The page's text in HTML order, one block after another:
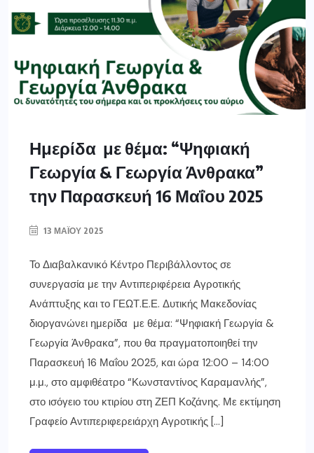
Ημερίδα με θέμα: “Ψηφιακή
Γεωργία & Γεωργία Άνθρακα”
την Παρασκευή 16 Μαΐου 2025
13 ΜΑΪ́ΟΥ 2025
Το Διαβαλκανικό Κέντρο Περιβάλλοντος σε
συνεργασία με την Αντιπεριφέρεια Αγροτικής
Ανάπτυξης και το ΓΕΩΤ.Ε.Ε. Δυτικής Μακεδονίας
διοργανώνει ημερίδα με θέμα: “Ψηφιακή Γεωργία &
Γεωργία Άνθρακα”, που θα πραγματοποιηθεί την
Παρασκευή 16 Μαΐου 2025, και ώρα 12:00 – 14:00
μ.μ., στο αμφιθέατρο “Κωνσταντίνος Καραμανλής”,
στο ισόγειο του κτιρίου στη ΖΕΠ Κοζάνης. Με εκτίμηση
Γραφείο Αντιπεριφερειάρχη Αγροτικής […]